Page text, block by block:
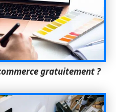
gratuitement ?